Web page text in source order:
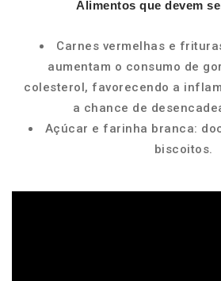
Alimentos que devem
Carnes vermelhas e
aumentam o consumo de
colesterol, favorecendo a
a chance de
Açúcar e farinha branca:
biscoitos.